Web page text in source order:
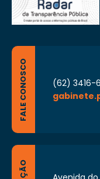
FALE CONOSCO
(62) 3416-